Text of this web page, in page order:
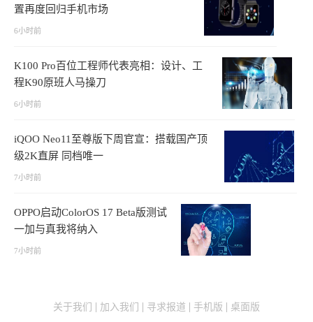
置再度回归手机市场
6小时前
K100 Pro百位工程师代表亮相：设计、工
程K90原班人马操刀
6小时前
iQOO Neo11至尊版下周官宣：搭载国产顶
级2K直屏 同档唯一
7小时前
OPPO启动ColorOS 17 Beta版测试
一加与真我将纳入
7小时前
关于我们 加入我们 寻求报道 手机版 桌面版